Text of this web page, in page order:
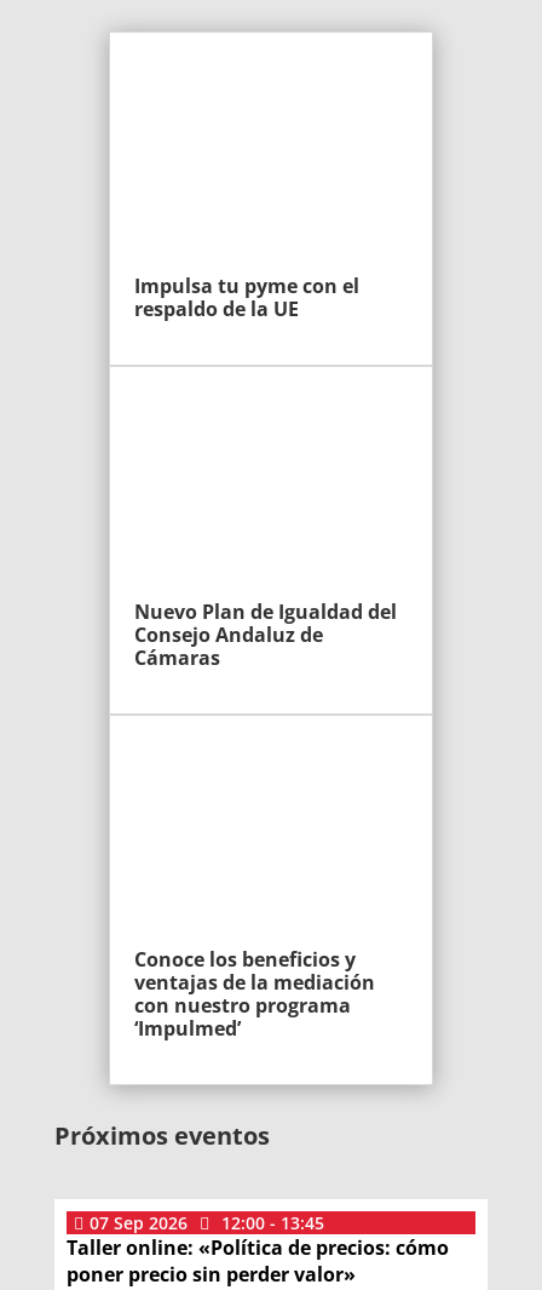
Impulsa tu pyme con el
respaldo de la UE
Nuevo Plan de Igualdad del
Consejo Andaluz de
Cámaras
Conoce los beneficios y
ventajas de la mediación
con nuestro programa
‘Impulmed’
Próximos eventos
07 Sep 2026 12:00 - 13:45
Taller online: «Política de precios: cómo
poner precio sin perder valor»